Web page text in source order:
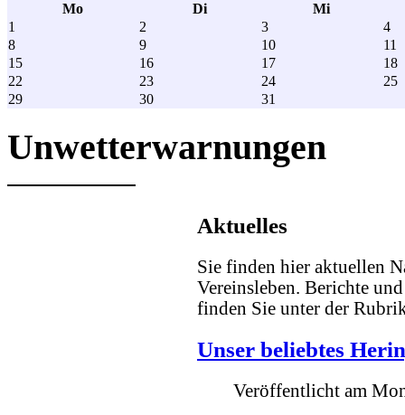
Mo Di
Mi
1
2 3
4
8
9 10
11
15
16 17
18
22
23 24
25
29
30 31
Unwetterwarnungen
Aktuelles
Sie finden hier aktuellen
Vereinsleben. Berichte
finden Sie unter der
Unser beliebtes
Veröffentlicht am